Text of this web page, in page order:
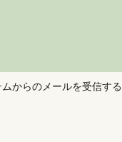
からのメールを受信する